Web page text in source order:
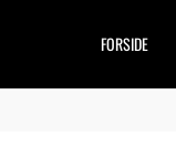
FORSIDE